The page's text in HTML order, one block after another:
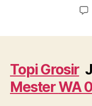
Topi Grosir
MesterWA